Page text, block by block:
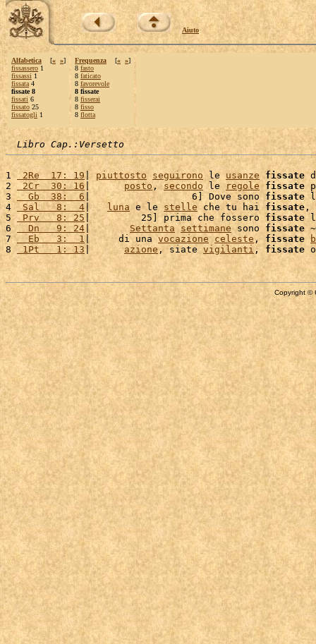
Aiuto
Alfabetica [« »]
fissassero 1
fissassi 1
fissata 4
fissate 8
fissati 6
fissato 25
fissatogli 1
Frequenza [« »]
8 fasto
8 faticato
8 favorevole
8 fissate
8 fisserai
8 fisso
8 flotta
Libro Cap.:Versetto
1 2Re  17: 19| piuttosto seguirono le usanze fissate
2
2Cr  30: 16 | posto, secondo le regole fissate
3
  Gb  38:  6
|                  6] Dove sono fissate
4
Sal   8:  4| luna e le stelle che tu hai fissate ,
5 Prv   8: 25 |         25] prima che fossero fissate
6
  Dn   9: 24
| Settanta settimane sono fissate
7
  Eb   3:  1
|     di una vocazione celeste , fissate
8 1Pt   1: 13 | azione , siate vigilanti , fissate
Copyright ©